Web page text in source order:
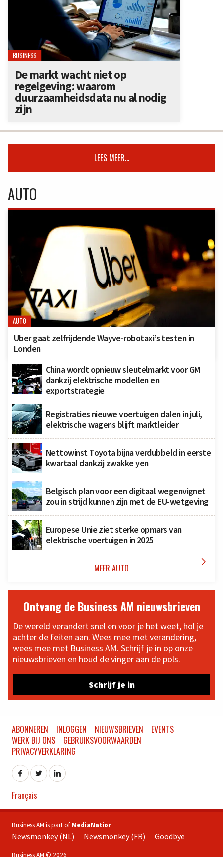
BUSINESS
De markt wacht niet op
regelgeving: waarom
duurzaamheidsdata nu al nodig
zijn
LEES MEER...
AUTO
AUTO
Uber gaat zelfrijdende Wayve-robotaxi’s testen in
Londen
China wordt opnieuw sleutelmarkt voor GM
dankzij elektrische modellen en
exportstrategie
Registraties nieuwe voertuigen dalen in juli,
elektrische wagens blijft marktleider
Nettowinst Toyota bijna verdubbeld in eerste
kwartaal dankzij zwakke yen
Belgisch plan voor een digitaal wegenvignet
zou in strijd kunnen zijn met de EU-wetgeving
Europese Unie ziet sterke opmars van
elektrische voertuigen in 2025
MEER AUTO 
Ontvang de Business AM nieuwsbrieven
De wereld verandert snel en voor je het weet, hol je
achter de feiten aan. Wees mee met verandering,
wees mee met Business AM. Schrijf je in op onze
nieuwsbrieven en houd de vinger aan de pols.
Schrijf je in
ABONNEREN INLOGGEN NIEUWSBRIEVEN
EVENTS
WERK BIJ ONS
GEBRUIKSVOORWAARDEN
PRIVACYVERKLARING
Français
Business AM is part of MediaNation
Newsmonkey (NL) Newsmonkey (FR) Goodbye
Business AM © 2026